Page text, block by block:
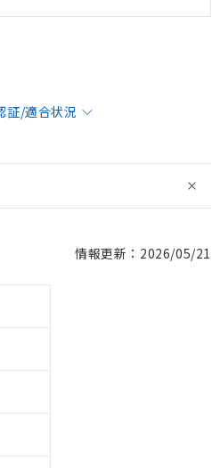
証/適合状況
情報更新：2026/05/21